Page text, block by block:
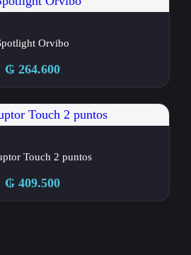
Orvibo
₲ 264.600
Touch 2 puntos
₲ 409.500